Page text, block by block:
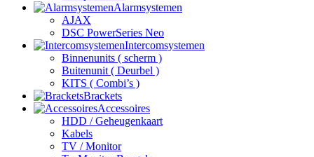
Alarmsystemen
AJAX
DSC PowerSeries Neo
Intercomsystemen
Binnenunits ( scherm )
Buitenunit ( Deurbel )
KITS ( Combi’s )
Brackets
Accessoires
HDD / Geheugenkaart
Kabels
TV / Monitor